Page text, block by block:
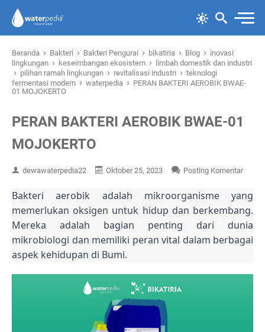
Beranda › Bakteri › Bakteri Pengurai › bikatiria › Blog › inovasi
lingkungan › keseimbangan ekosistem › limbah domestik dan industri
› pilihan ramah lingkungan › revitalisasi industri › teknologi
fermentasi modern › waterpedia › PERAN BAKTERI AEROBIK BWAE-
01 MOJOKERTO
PERAN BAKTERI AEROBIK BWAE-01
MOJOKERTO
dewawaterpedia22 Oktober 25, 2023 Posting Komentar
Bakteri aerobik adalah mikroorganisme yang
memerlukan oksigen untuk hidup dan berkembang.
Mereka adalah bagian penting dari dunia
mikrobiologi dan memiliki peran vital dalam berbagai
aspek kehidupan di Bumi.